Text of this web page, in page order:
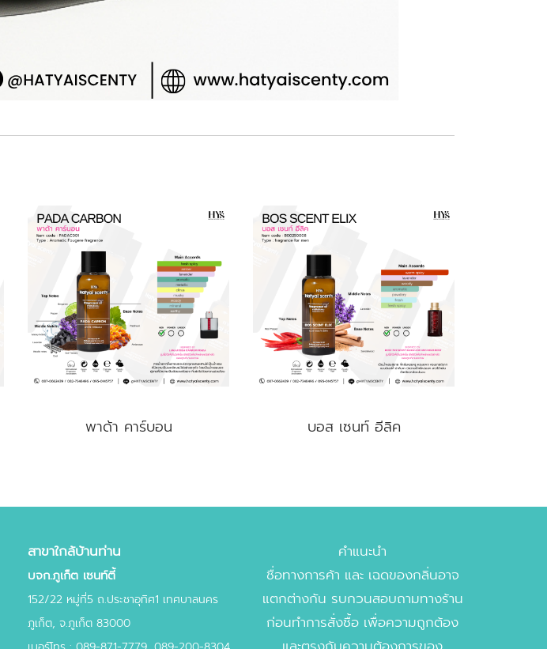
พาด้า คาร์บอน บอส เซนท์ อีลิค
สาขาใกล้บ้านท่าน
บจก.ภูเก็ต เซนท์ตี้
152/22 หมู่ที่5 ถ.ประชาอุทิศ1 เทศบาลนคร
ภูเก็ต, จ.ภูเก็ต 83000
คำแนะนำ
ชื่อทางการค้า และ เฉดของกลิ่นอาจ
แตกต่างกัน รบกวนสอบถามทางร้าน
ก่อนทำการสั่งซื้อ เพื่อความถูกต้อง